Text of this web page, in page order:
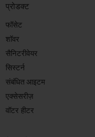
प्रोडक्ट
फॉसेट
शॉवर
सैनिटरीवेयर
सिस्टर्न
संबंधित आइटम
एक्सेसरीज़
वॉटर हीटर